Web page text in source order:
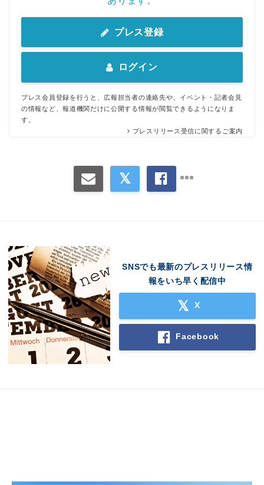
プレス登録
ログイン
プレス会員登録を行うと、広報担当者の連絡先や、イベント・記者会見
の情報など、報道機関だけに公開する情報が閲覧できるようになりま
す。
プレスリリース受信に関するご案内
SNSでも最新のプレスリリース情
報をいち早く配信中
X
Facebook